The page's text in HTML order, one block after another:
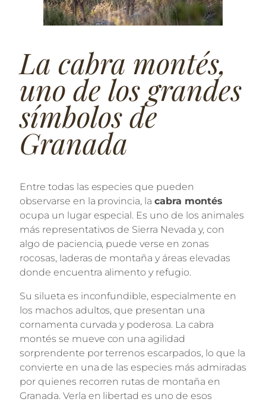
La cabra montés,
uno de los grandes
símbolos de
Granada
Entre todas las especies que pueden
observarse en la provincia, lacabra montés
ocupa un lugar especial. Es uno de los animales
más representativos de Sierra Nevada y, con
algo de paciencia, puede verse en zonas
rocosas, laderas de montaña y áreas elevadas
donde encuentra alimento y refugio.
Su silueta es inconfundible, especialmente en
los machos adultos, que presentan una
cornamenta curvada y poderosa. La cabra
montés se mueve con una agilidad
sorprendente por terrenos escarpados, lo que la
convierte en una de las especies más admiradas
por quienes recorren rutas de montaña en
Granada. Verla en libertad es uno de esos